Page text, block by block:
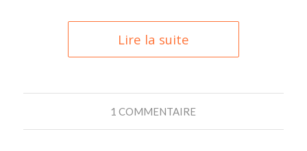
Lire la suite
1 COMMENTAIRE